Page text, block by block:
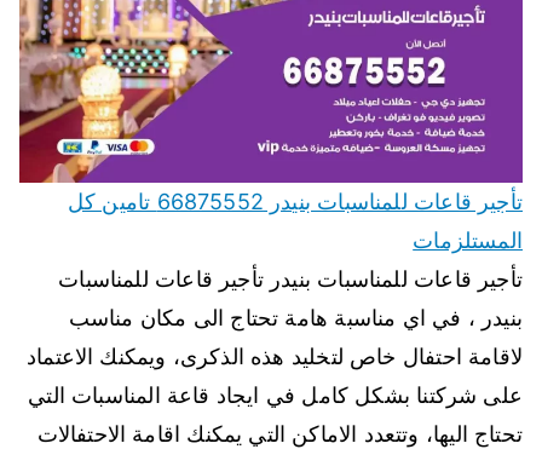
تأجير قاعات للمناسبات بنيدر 66875552 تامين كل
المستلزمات
تأجير قاعات للمناسبات بنيدر تأجير قاعات للمناسبات
بنيدر ، في اي مناسبة هامة تحتاج الى مكان مناسب
لاقامة احتفال خاص لتخليد هذه الذكرى، ويمكنك الاعتماد
على شركتنا بشكل كامل في ايجاد قاعة المناسبات التي
تحتاج اليها، وتتعدد الاماكن التي يمكنك اقامة الاحتفالات